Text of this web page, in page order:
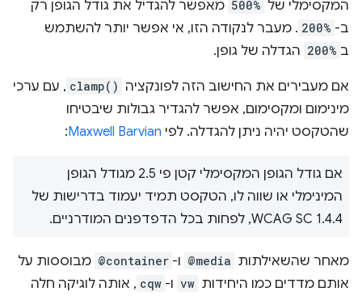
המקסימלי של 500% מאפשר להגדיל את גודל הגופן רק
ב- 200% . מעבר לנקודה הזו, אי אפשר יותר להשתמש
ב 200% הגדלה של גופן.
אם מעבירים את החישוב הזה לפונקציה clamp() , עם ערכי
מינימום ומקסימום, אפשר להגדיר גבולות שיבטיחו
שהטקסט יהיה ניתן להגדלה. לפי Maxwell Barvian
:
אם גודל הגופן המקסימלי קטן פי 2.5 מגודל הגופן
המינימלי או שווה לו, הטקסט תמיד יעמוד בדרישות של
WCAG SC 1.4.4, לפחות בכל הדפדפנים המודרניים.
מאחר שהשאילתות @media ו- @container מבוססות על
אותם מדדים כמו היחידות vw ו- cqw , אותה לוגיקה חלה